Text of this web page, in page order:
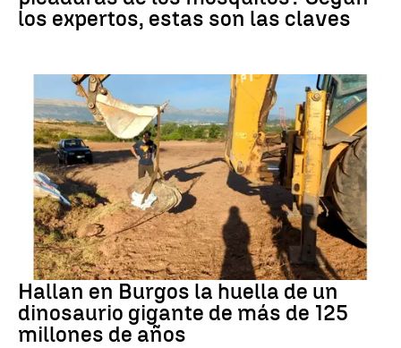
los expertos, estas son las claves
Dinosaurios
Hallan en Burgos la huella de un
dinosaurio gigante de más de 125
millones de años